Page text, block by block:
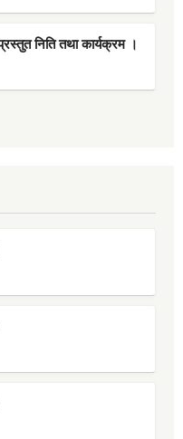
निति तथा कार्यक्रम ।